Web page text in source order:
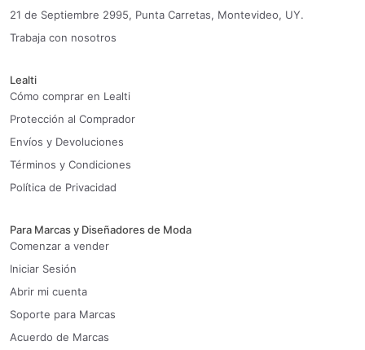
21 de Septiembre 2995, Punta Carretas, Montevideo, UY.
Trabaja con nosotros
Lealti
Cómo comprar en Lealti
Protección al Comprador
Envíos y Devoluciones
Términos y Condiciones
Política de Privacidad
Para Marcas y Diseñadores de Moda
Comenzar a vender
Iniciar Sesión
Abrir mi cuenta
Soporte para Marcas
Acuerdo de Marcas